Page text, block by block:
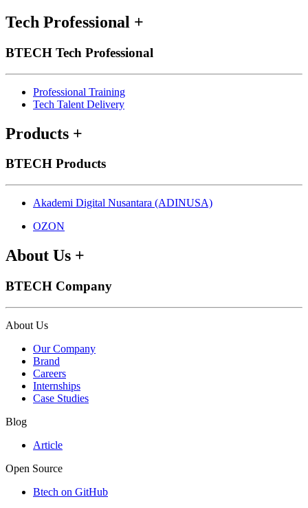
Tech Professional +
BTECH Tech Professional
Professional Training
Tech Talent Delivery
Products +
BTECH Products
Akademi Digital Nusantara (ADINUSA)
OZON
About Us +
BTECH Company
About Us
Our Company
Brand
Careers
Internships
Case Studies
Blog
Article
Open Source
Btech on GitHub